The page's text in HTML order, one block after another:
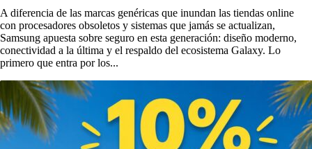
A diferencia de las marcas genéricas que inundan las tiendas online
con procesadores obsoletos y sistemas que jamás se actualizan,
Samsung apuesta sobre seguro en esta generación: diseño moderno,
conectividad a la última y el respaldo del ecosistema Galaxy. Lo
primero que entra por los...